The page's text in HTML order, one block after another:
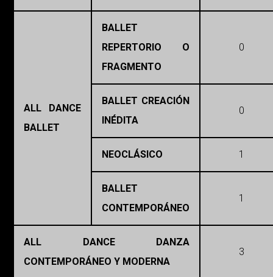
ALL DANCE
BALLET
BALLET
REPERTORIO O
FRAGMENTO
0
BALLET CREACIÓN
INÉDITA
0
NEOCLÁSICO 1
BALLET
CONTEMPORÁNEO
1
ALL DANCE DANZA
CONTEMPORÁNEO Y MODERNA
3